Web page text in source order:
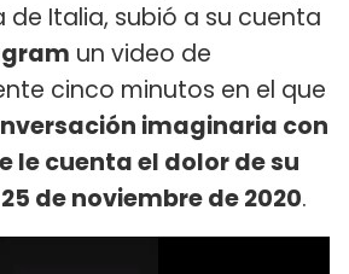
de Italia, subió a su cuenta
un video de
cinco minutos en el que
imaginaria con
le cuenta el dolor de su
de noviembre de 2020.